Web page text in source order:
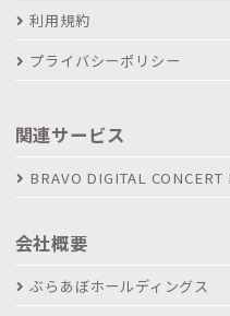
利用規約
プライバシーポリシー
関連サービス
BRAVO DIGITAL CONCERT
会社概要
ぶらあぼホールディングス